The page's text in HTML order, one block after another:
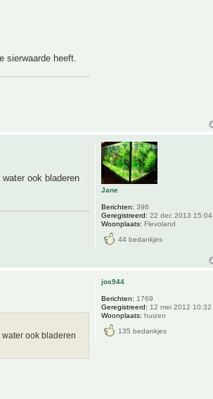
sierwaarde heeft.
ook bladeren
Jane
Berichten: 396
Geregistreerd: 22 dec 2013 15:04
Woonplaats: Flevoland
44 bedankjes
ook bladeren
jos944
Berichten: 1769
Geregistreerd: 12 mei 2012 10:32
Woonplaats: huizen
135 bedankjes